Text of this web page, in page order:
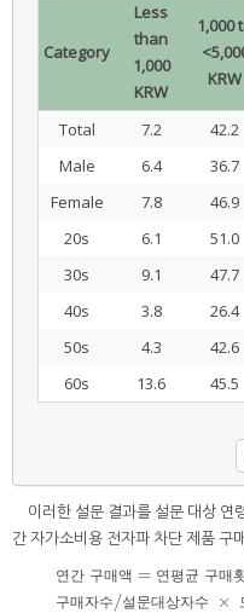
Category
Less
than
1,000
KRW
1,000
KRW
Total 7.2 42.2
Male
6.4 36.7
Female
7.8 46.9
20s
6.1 51.0
30s
9.1 47.7
40s
3.8 26.4
50s
4.3 42.6
60s
13.6 45.5
이러한 설문 결과를 설문 대상 연
간 자가소비용 전자파 차단 제품 구
연 간 구매액 = 연평균 구매 횟
구매 자수 /설 문대상자수 ×
연간 구매액 = 연평균 구매횟수